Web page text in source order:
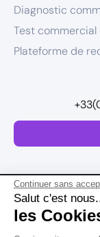
Continuer sans
Salut c'est
les
Diagnostic
Test commercial
Plateforme de